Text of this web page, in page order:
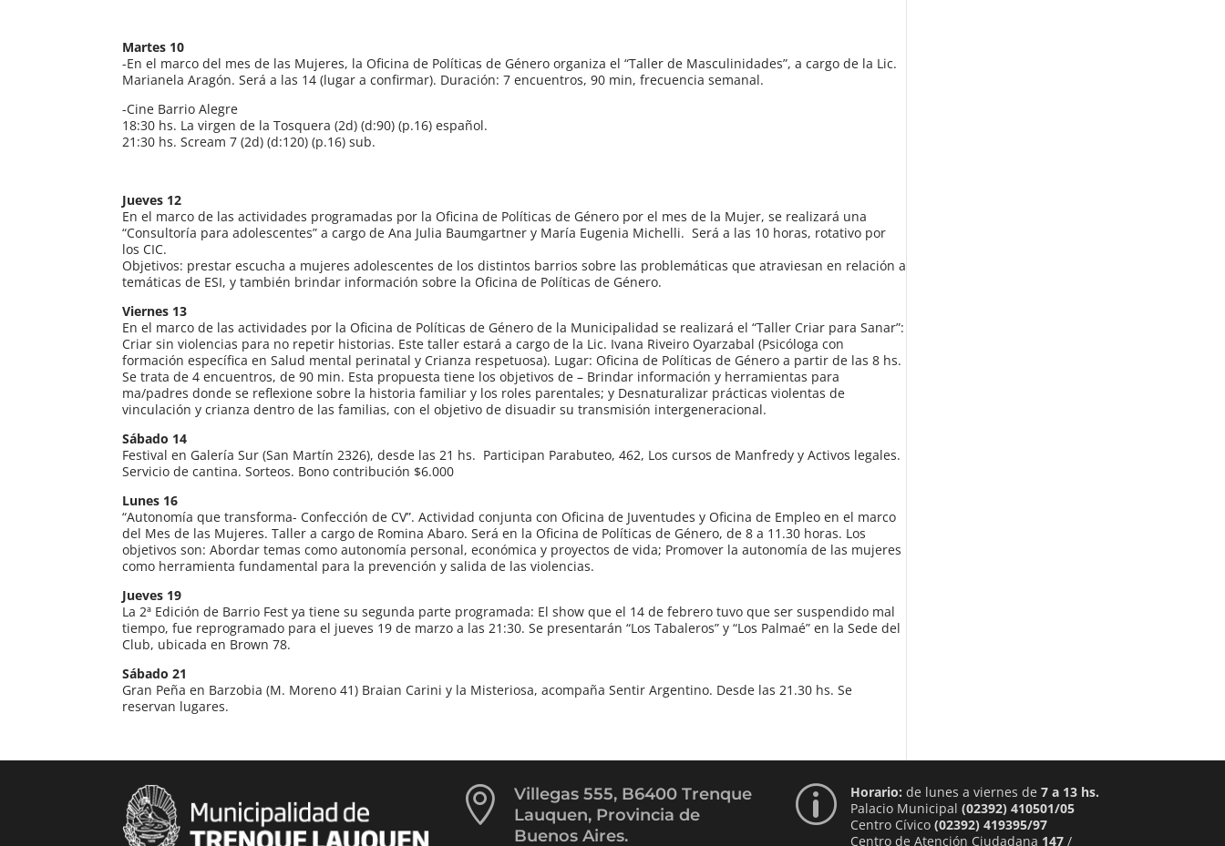
Martes 10
-En el marco del mes de las Mujeres, la Oficina de Políticas de Género organiza el “Taller de Masculinidades”, a cargo de la Lic.
Marianela Aragón. Será a las 14 (lugar a confirmar). Duración: 7 encuentros, 90 min, frecuencia semanal.
-Cine Barrio Alegre
18:30 hs. La virgen de la Tosquera (2d) (d:90) (p.16) español.
21:30 hs. Scream 7 (2d) (d:120) (p.16) sub.
Jueves 12
En el marco de las actividades programadas por la Oficina de Políticas de Género por el mes de la Mujer, se realizará una
“Consultoría para adolescentes” a cargo de Ana Julia Baumgartner y María Eugenia Michelli. Será a las 10 horas, rotativo por
los CIC.
Objetivos: prestar escucha a mujeres adolescentes de los distintos barrios sobre las problemáticas que atraviesan en relación a
temáticas de ESI, y también brindar información sobre la Oficina de Políticas de Género.
Viernes 13
En el marco de las actividades por la Oficina de Políticas de Género de la Municipalidad se realizará el “Taller Criar para Sanar”:
Criar sin violencias para no repetir historias. Este taller estará a cargo de la Lic. Ivana Riveiro Oyarzabal (Psicóloga con
formación específica en Salud mental perinatal y Crianza respetuosa). Lugar: Oficina de Políticas de Género a partir de las 8 hs.
Se trata de 4 encuentros, de 90 min. Esta propuesta tiene los objetivos de – Brindar información y herramientas para
ma/padres donde se reflexione sobre la historia familiar y los roles parentales; y Desnaturalizar prácticas violentas de
vinculación y crianza dentro de las familias, con el objetivo de disuadir su transmisión intergeneracional.
Sábado 14
Festival en Galería Sur (San Martín 2326), desde las 21 hs. Participan Parabuteo, 462, Los cursos de Manfredy y Activos legales.
Servicio de cantina. Sorteos. Bono contribución $6.000
Lunes 16
“Autonomía que transforma- Confección de CV”. Actividad conjunta con Oficina de Juventudes y Oficina de Empleo en el marco
del Mes de las Mujeres. Taller a cargo de Romina Abaro. Será en la Oficina de Políticas de Género, de 8 a 11.30 horas. Los
objetivos son: Abordar temas como autonomía personal, económica y proyectos de vida; Promover la autonomía de las mujeres
como herramienta fundamental para la prevención y salida de las violencias.
Jueves 19
La 2ª Edición de Barrio Fest ya tiene su segunda parte programada: El show que el 14 de febrero tuvo que ser suspendido mal
tiempo, fue reprogramado para el jueves 19 de marzo a las 21:30. Se presentarán “Los Tabaleros” y “Los Palmaé” en la Sede del
Club, ubicada en Brown 78.
Sábado 21
Gran Peña en Barzobia (M. Moreno 41) Braian Carini y la Misteriosa, acompaña Sentir Argentino. Desde las 21.30 hs. Se
reservan lugares.

Villegas 555, B6400 Trenque
Lauquen, Provincia de
Buenos Aires.
p Horario: de lunes a viernes de 7 a 13 hs.
Palacio Municipal (02392) 410501/05
Centro Cívico (02392) 419395/97
Centro de Atención Ciudadana 147/